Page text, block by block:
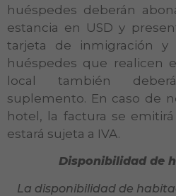
huéspedes deberán
estancia en USD y
tarjeta de inmigración y
huéspedes que realicen
local también
suplemento. En caso de
hotel, la factura se
estará sujeta a IVA.
Disponibilidad de
La disponibilidad de